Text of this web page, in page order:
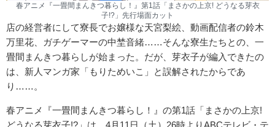
春アニメ『一畳間まんきつ暮らし！』第1話「まさかの上京! どうなる芽衣
子!?」先行場面カット
店の経営者にして寮長でお嬢様な天宮梨絵、動画配信者の鈴木
万里花、ガチゲーマーの中埜音緒……そんな寮生たちとの、一
畳間まんきつ暮らしが始まった。だが、芽衣子が編入できたの
は、新人マンガ家「もりためいこ」と誤解されたからであ
り……。
春アニメ『一畳間まんきつ暮らし！』の第1話「まさかの上京!
どうなる芽衣子!?」は、4月11日（土）26時よりABCテレビ・テ